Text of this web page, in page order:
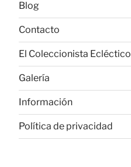
Blog
Contacto
El Coleccionista Ecléctico
Galería
Información
Política de privacidad